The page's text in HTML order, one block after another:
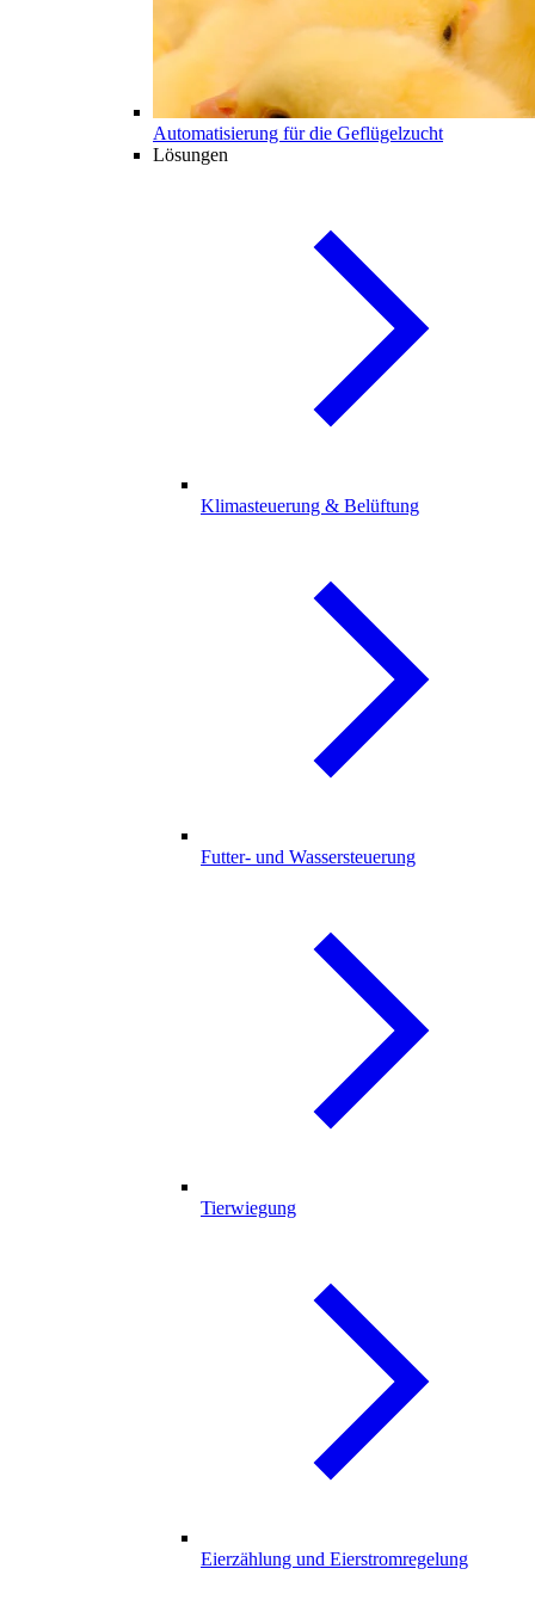
Automatisierung für die Geflügelzucht
Lösungen
Klimasteuerung & Belüftung
Futter- und Wassersteuerung
Tierwiegung
Eierzählung und Eierstromregelung